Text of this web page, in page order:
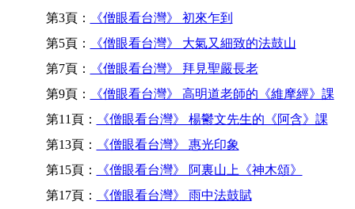
第3頁：
《僧眼看台灣》 初來乍到
第5頁：
《僧眼看台灣》 大氣又細致的法鼓山
第7頁：
《僧眼看台灣》 拜見聖嚴長老
第9頁：
《僧眼看台灣》 高明道老師的《維摩經》課
第11頁：
《僧眼看台灣》 楊鬱文先生的《阿含》課
第13頁：
《僧眼看台灣》 惠光印象
第15頁：
《僧眼看台灣》 阿裏山上《神木頌》
第17頁：
《僧眼看台灣》 雨中法鼓賦